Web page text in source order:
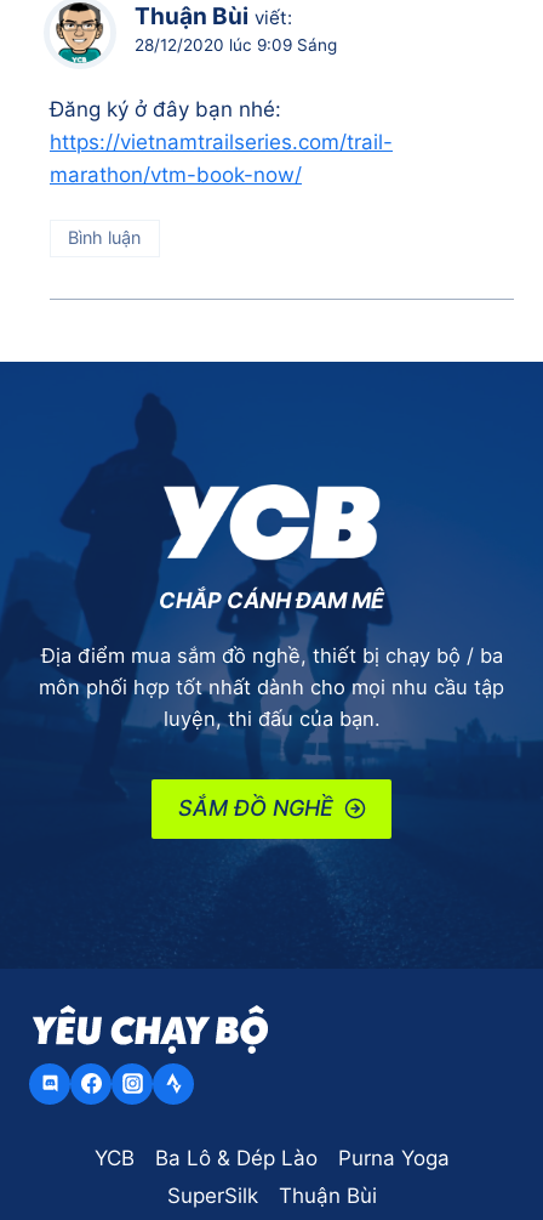
Thuận Bùi viết:
28/12/2020 lúc 9:09 Sáng
Đăng ký ở đây bạn nhé:
https://vietnamtrailseries.com/trail-
marathon/vtm-book-now/
Bình luận
CHẮP CÁNH ĐAM MÊ
Địa điểm mua sắm đồ nghề, thiết bị chạy bộ / ba
môn phối hợp tốt nhất dành cho mọi nhu cầu tập
luyện, thi đấu của bạn.
SẮM ĐỒ NGHỀ
YCB Ba Lô & Dép Lào
Purna Yoga
SuperSilk
Thuận Bùi